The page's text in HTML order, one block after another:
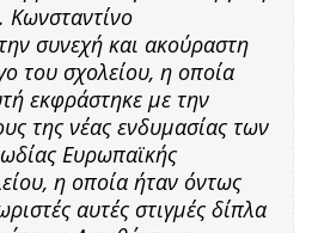
Κωνσταντίνο
συνεχή και ακούραστη
του σχολείου, η οποία
εκφράστηκε με την
της νέας ενδυμασίας των
Ευρωπαϊκής
η οποία ήταν όντως
αυτές στιγμές δίπλα